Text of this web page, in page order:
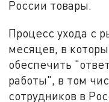
России товары.
Процесс ухода с
месяцев, в
обеспечить
работы", в том
сотрудников в